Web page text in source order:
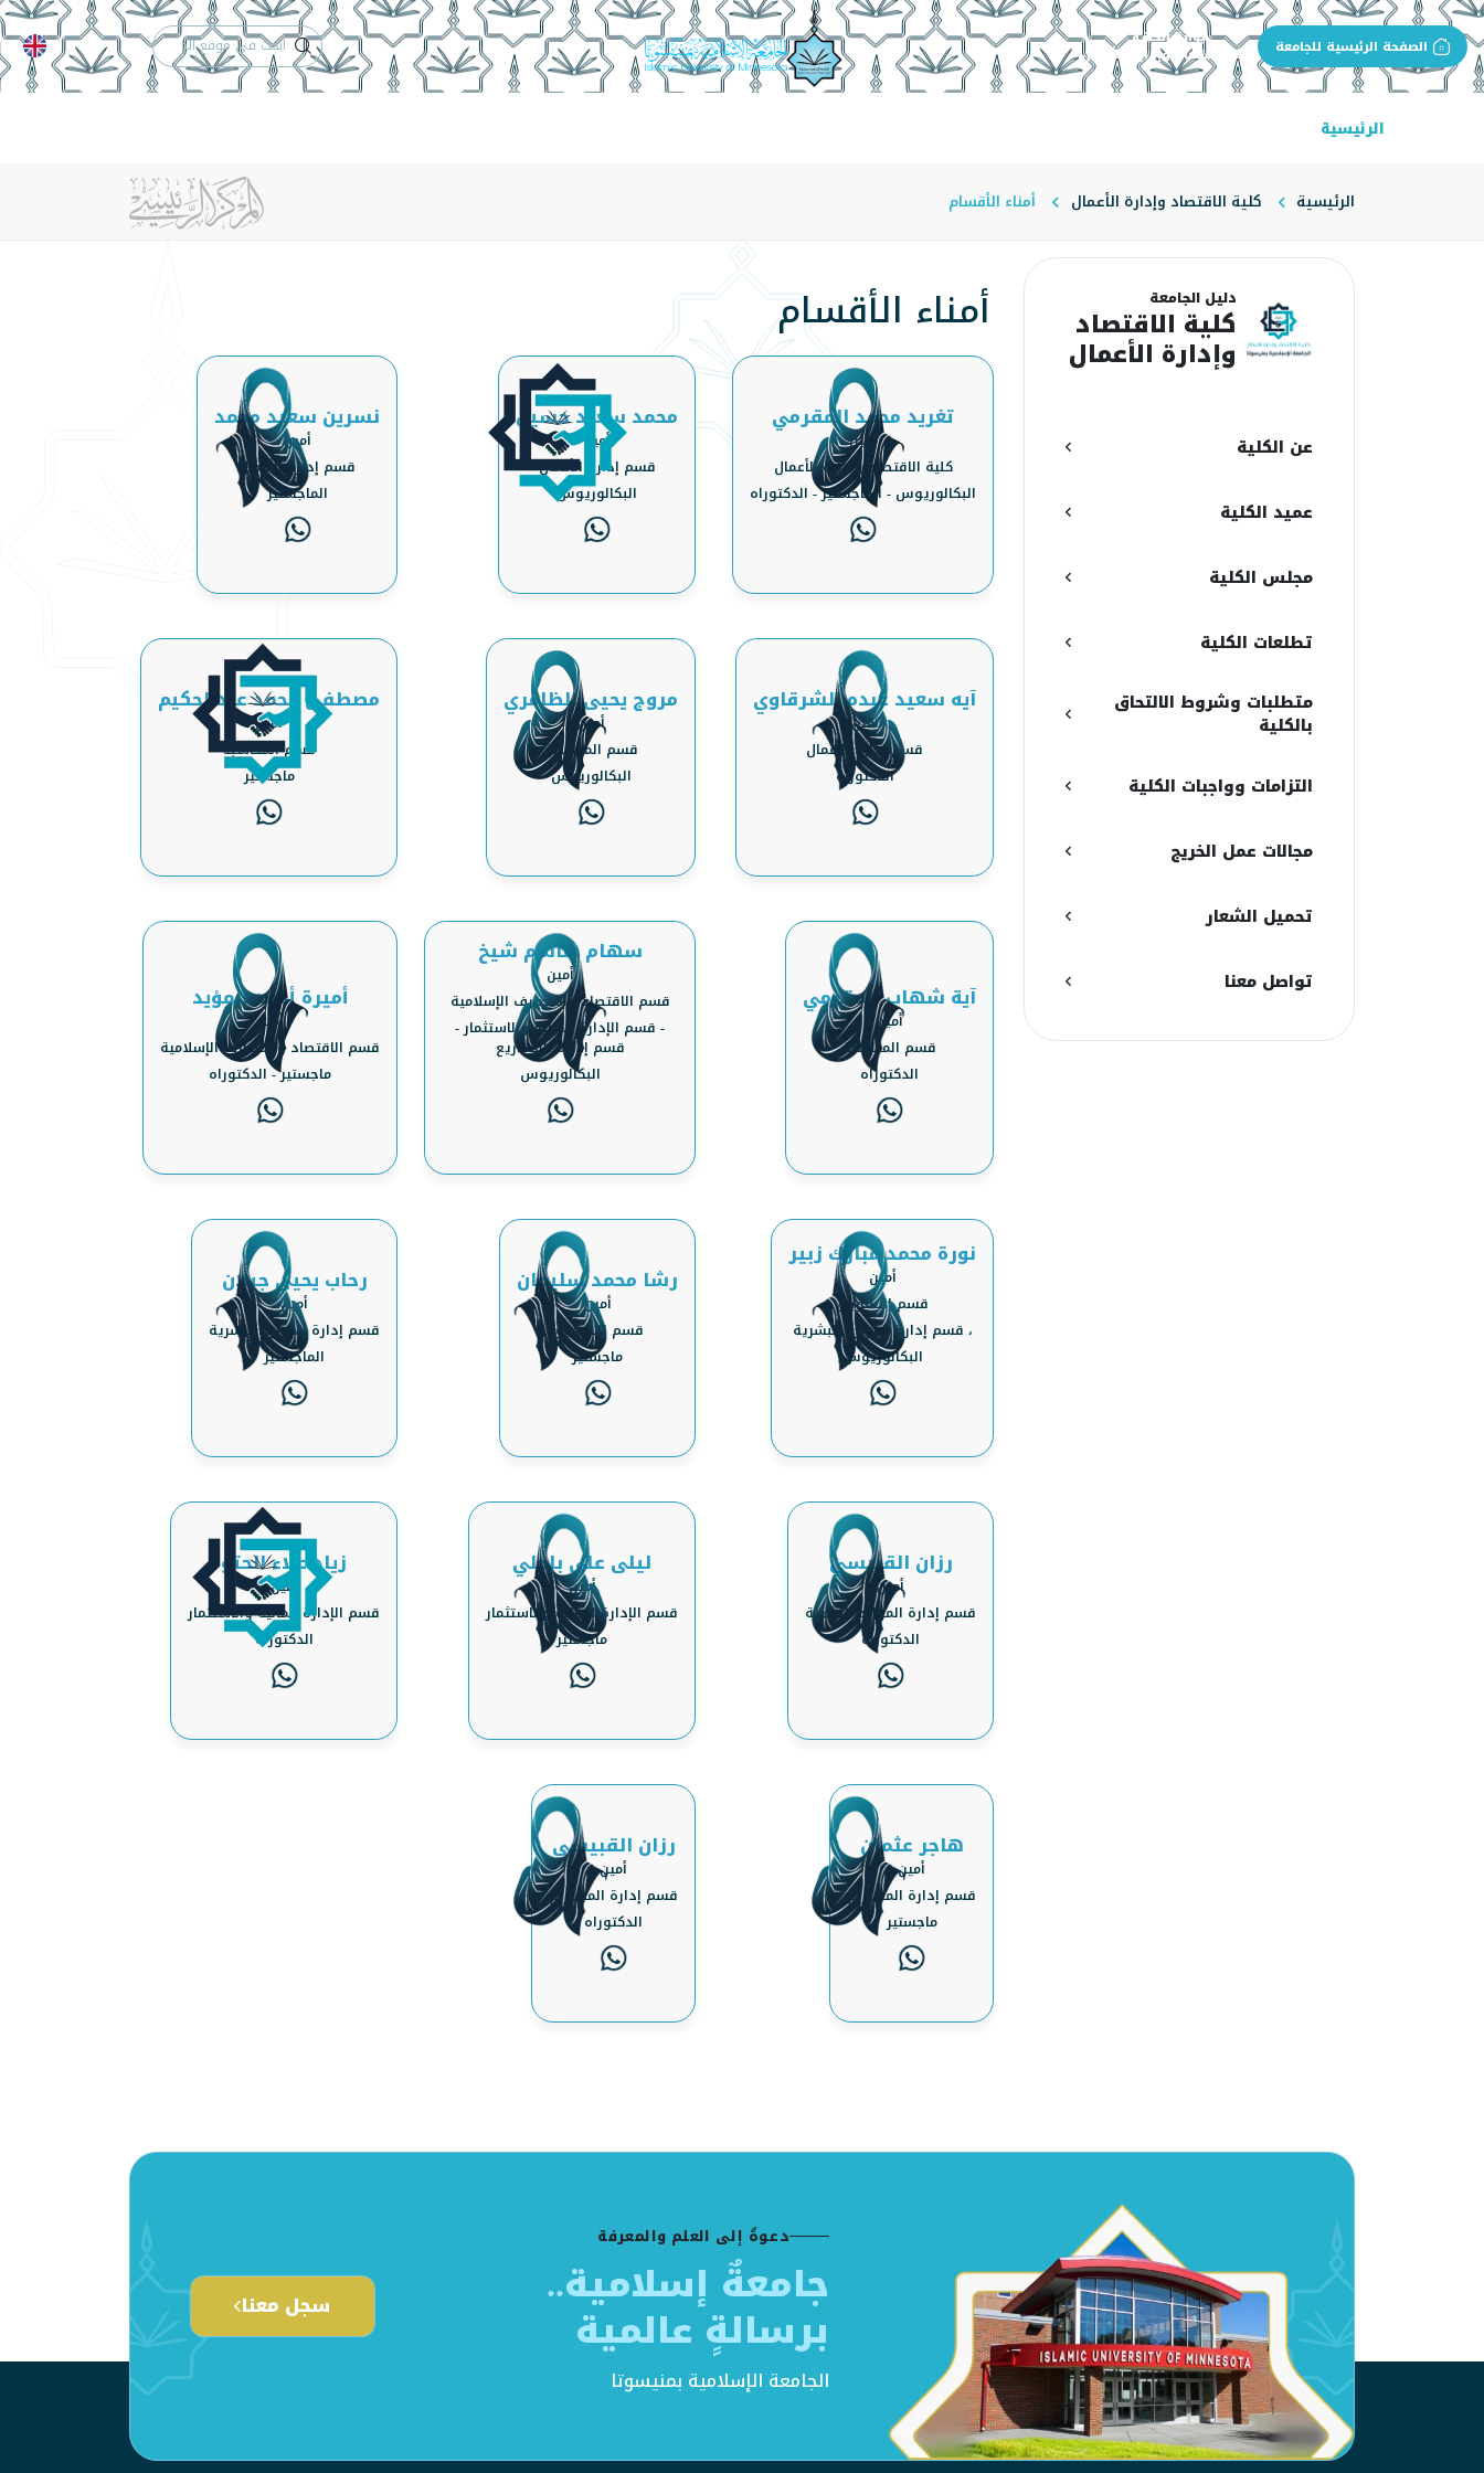
الصفحة الرئيسية للجامعة بوابة الجهة
كلية الاقتصاد وإدارة الأعمال الدعم الفنيالتقويم الجامعي
الرئيسية
الرئيسية كلية الاقتصاد وإدارة الأعمال أمناء الأقسام
دليل الجامعة
كلية الاقتصاد
وإدارة الأعمال
عن الكلية
عميد الكلية
مجلس الكلية
تطلعات الكلية
متطلبات وشروط الالتحاق
بالكلية
التزامات وواجبات الكلية
مجالات عمل الخريج
تحميل الشعار
تواصل معنا
أمناء الأقسام
تغريد محمد المقرمي
أمين
كلية الاقتصاد وإدارة الأعمال
البكالوريوس - الماجستير - الدكتوراه
محمد سعيد حسين
أمين
‏‏قسم إدارة الأعمال
البكالوريوس
نسرين سعيد محمد
أمين
‏‏قسم إدارة الأعمال
الماجستير
آيه سعيد عبده الشرقاوي
أمين
‏‏قسم إدارة الأعمال
الدكتوراه
مروج يحيى الظامري
أمين
قسم المحاسبة
البكالوريوس
مصطفى محمد عبدالحكيم
أمين
قسم المحاسبة
ماجستير
آية شهاب المقرمي
أمين
قسم المحاسبة
الدكتوراه
سهام هاشم شيخ
أمين
قسم الاقتصاد والمصارف الإسلامية
- قسم الإدارة المالية والاستثمار -
قسم إدارة المشاريع
البكالوريوس
أميرة أحمد المؤيد
أمين
قسم الاقتصاد والمصارف الإسلامية
ماجستير - الدكتوراه
نورة محمد مبارك زبير
أمين
قسم التسويق
، قسم إدارة الموارد البشرية
البكالوريوس
رشا محمد سليمان
أمين
قسم التسويق
ماجستير
رحاب يحيى جيلان
أمين
قسم إدارة الموارد البشرية
الماجستير
رزان القبيسي
أمين
قسم إدارة الموارد البشرية
الدكتوراه
ليلى علي باجلي
أمين
قسم الإدارة المالية والاستثمار
ماجستير
زياد علاء الحتو
أمين
قسم الإدارة المالية والاستثمار
الدكتوراه
هاجر عثمان
أمين
قسم إدارة المشاريع
ماجستير
رزان القبيسي
أمين
قسم إدارة المشاريع
الدكتوراه
دعوةٌ إلى العلم والمعرفة
جامعةٌ إسلامية..
برسالةٍ عالمية
الجامعة الإسلامية بمنيسوتا
سجل معنا